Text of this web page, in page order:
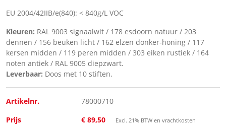
EU 2004/42IIB/e(840): < 840g/L VOC
Kleuren: RAL 9003 signaalwit / 178 esdoorn natuur / 203
dennen / 156 beuken licht / 162 elzen donker-honing / 117
kersen midden / 119 peren midden / 303 eiken rustiek / 164
noten antiek / RAL 9005 diepzwart.
Leverbaar: Doos met 10 stiften.
Artikelnr.
78000710
Prijs
€ 89,50 Excl. 21% BTW en vrachtkosten